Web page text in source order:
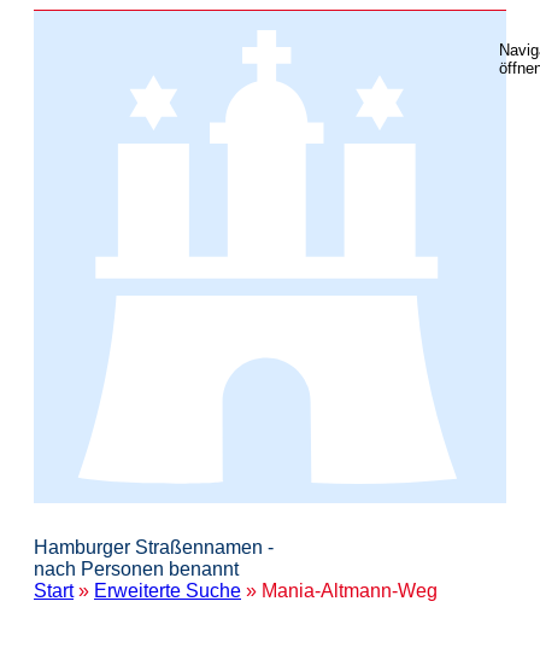
Hamburger Straßennamen -
nach Personen benannt
Start» Erweiterte Suche » Mania-Altmann-Weg